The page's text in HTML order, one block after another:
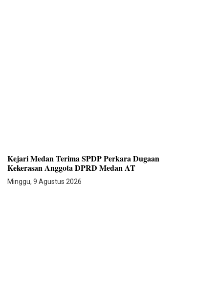
Kejari Medan Terima SPDP Perkara Dugaan
Kekerasan Anggota DPRD Medan AT
Minggu, 9 Agustus 2026